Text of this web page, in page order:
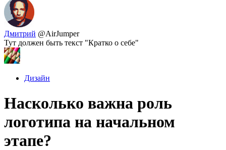
Дмитрий @AirJumper
Тут должен быть текст "Кратко о себе"
Дизайн
Насколько важна роль
логотипа на начальном
этапе?